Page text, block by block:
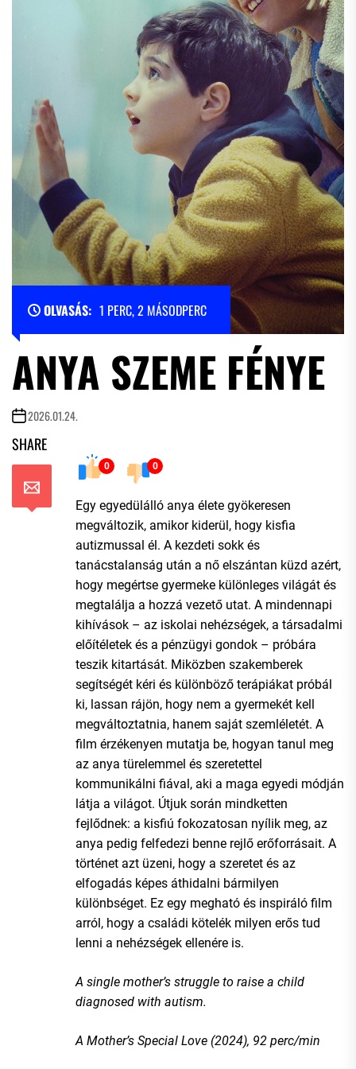
OLVASÁS: 1 PERC, 2 MÁSODPERC
ANYA SZEME FÉNYE
2026.01.24.
SHARE
0 0
Egy egyedülálló anya élete gyökeresen
megváltozik, amikor kiderül, hogy kisfia
autizmussal él. A kezdeti sokk és
tanácstalanság után a nő elszántan küzd azért,
hogy megértse gyermeke különleges világát és
megtalálja a hozzá vezető utat. A mindennapi
kihívások – az iskolai nehézségek, a társadalmi
előítéletek és a pénzügyi gondok – próbára
teszik kitartását. Miközben szakemberek
segítségét kéri és különböző terápiákat próbál
ki, lassan rájön, hogy nem a gyermekét kell
megváltoztatnia, hanem saját szemléletét. A
film érzékenyen mutatja be, hogyan tanul meg
az anya türelemmel és szeretettel
kommunikálni fiával, aki a maga egyedi módján
látja a világot. Útjuk során mindketten
fejlődnek: a kisfiú fokozatosan nyílik meg, az
anya pedig felfedezi benne rejlő erőforrásait. A
történet azt üzeni, hogy a szeretet és az
elfogadás képes áthidalni bármilyen
különbséget. Ez egy megható és inspiráló film
arról, hogy a családi kötelék milyen erős tud
lenni a nehézségek ellenére is.
A single mother’s struggle to raise a child
diagnosed with autism.
A Mother’s Special Love (2024), 92 perc/min